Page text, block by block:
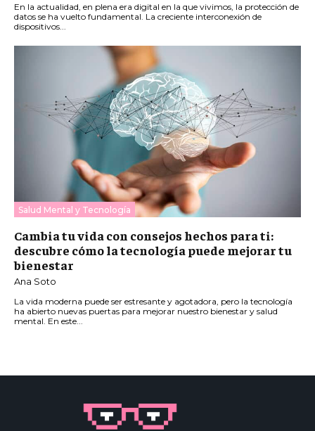
En la actualidad, en plena era digital en la que vivimos, la protección de
datos se ha vuelto fundamental. La creciente interconexión de
dispositivos...
Salud Mental y Tecnología
Cambia tu vida con consejos hechos para ti:
descubre cómo la tecnología puede mejorar tu
bienestar
Ana Soto
La vida moderna puede ser estresante y agotadora, pero la tecnología
ha abierto nuevas puertas para mejorar nuestro bienestar y salud
mental. En este...